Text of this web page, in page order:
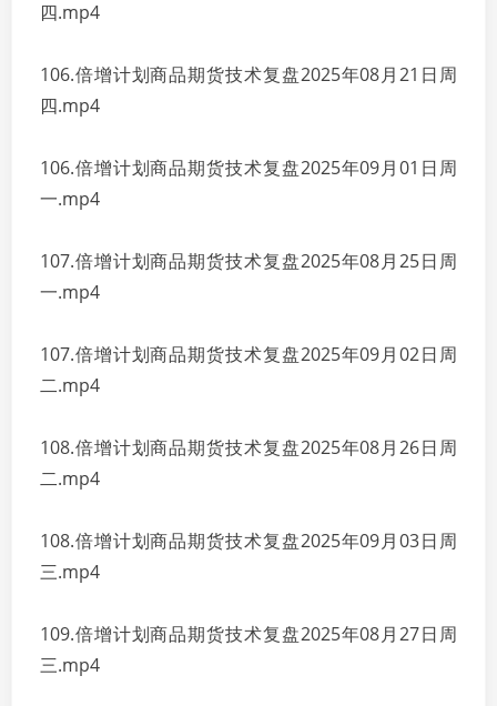
四.mp4
106.倍增计划商品期货技术复盘2025年08月21日周
四.mp4
106.倍增计划商品期货技术复盘2025年09月01日周
一.mp4
107.倍增计划商品期货技术复盘2025年08月25日周
一.mp4
107.倍增计划商品期货技术复盘2025年09月02日周
二.mp4
108.倍增计划商品期货技术复盘2025年08月26日周
二.mp4
108.倍增计划商品期货技术复盘2025年09月03日周
三.mp4
109.倍增计划商品期货技术复盘2025年08月27日周
三.mp4